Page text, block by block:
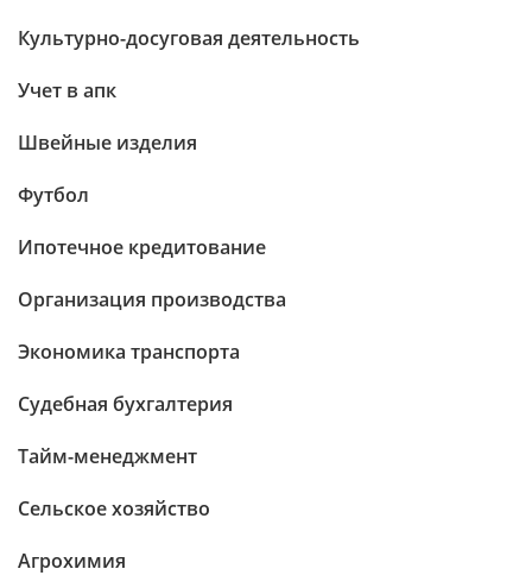
Культурно-досуговая деятельность
Учет в апк
Швейные изделия
Футбол
Ипотечное кредитование
Организация производства
Экономика транспорта
Судебная бухгалтерия
Тайм-менеджмент
Сельское хозяйство
Агрохимия